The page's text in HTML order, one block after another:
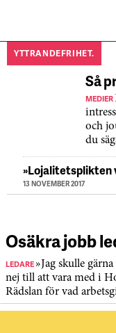
YTTRANDEFRIHET.
Så
MEDIER
och
du
»Lojalitetsplikten
13 NOVEMBER 2017
Osäkra jobb
LEDARE »Jag skulle
nej till att vara med i
Rädslan för vad